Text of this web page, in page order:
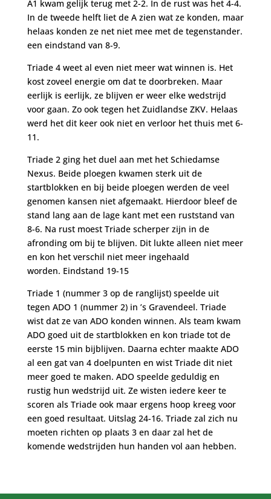
A1 kwam gelijk terug met 2-2. In de rust was het 4-4.
In de tweede helft liet de A zien wat ze konden, maar
helaas konden ze net niet mee met de tegenstander.
een eindstand van 8-9.
Triade 4 weet al even niet meer wat winnen is. Het
kost zoveel energie om dat te doorbreken. Maar
eerlijk is eerlijk, ze blijven er weer elke wedstrijd
voor gaan. Zo ook tegen het Zuidlandse ZKV. Helaas
werd het dit keer ook niet en verloor het thuis met 6-
11.
Triade 2 ging het duel aan met het Schiedamse
Nexus. Beide ploegen kwamen sterk uit de
startblokken en bij beide ploegen werden de veel
genomen kansen niet afgemaakt. Hierdoor bleef de
stand lang aan de lage kant met een ruststand van
8-6. Na rust moest Triade scherper zijn in de
afronding om bij te blijven. Dit lukte alleen niet meer
en kon het verschil niet meer ingehaald
worden. Eindstand 19-15
Triade 1 (nummer 3 op de ranglijst) speelde uit
tegen ADO 1 (nummer 2) in ’s Gravendeel. Triade
wist dat ze van ADO konden winnen. Als team kwam
ADO goed uit de startblokken en kon triade tot de
eerste 15 min bijblijven. Daarna echter maakte ADO
al een gat van 4 doelpunten en wist Triade dit niet
meer goed te maken. ADO speelde geduldig en
rustig hun wedstrijd uit. Ze wisten iedere keer te
scoren als Triade ook maar ergens hoop kreeg voor
een goed resultaat. Uitslag 24-16. Triade zal zich nu
moeten richten op plaats 3 en daar zal het de
komende wedstrijden hun handen vol aan hebben.